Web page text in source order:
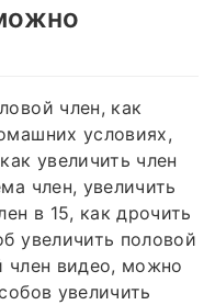
член, как
условиях,
увеличить член
член, увеличить
в 15, как дрочить
увеличить половой
член видео, можно
увеличить